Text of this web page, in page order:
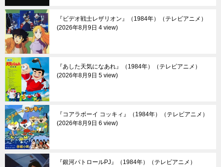
『ビデオ戦士レザリオン』（1984年）（テレビアニメ）
2026年8月9日 4 view
『あした天気になあれ』（1984年）（テレビアニメ）
2026年8月9日 5 view
『コアラボーイ コッキィ』（1984年）（テレビアニメ）
2026年8月9日 6 view
『銀河パトロールPJ』（1984年）（テレビアニメ）